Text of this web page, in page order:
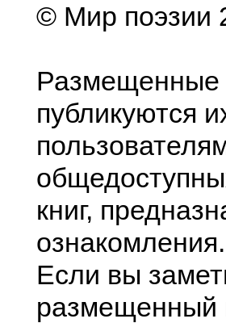
© Мир поэзии
Размещенные
публикуются
книг,
ознакомления.
Если вы
размещенный